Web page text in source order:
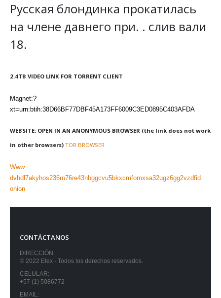
Русская блондинка прокатилась
на члене давнего при. . слив вали
18.
2.4TB VIDEO LINK FOR TORRENT CLIENT
Magnet:?
xt=urn:btih:38D66BF77DBF45A173FF6009C3ED0895C403AFDA
WEBSITE: OPEN IN AN ANONYMOUS BROWSER (the link does not work
in other browsers) TOR BROWSER
Www.
dvhdl7akyhos236m76re43nbggcvu5bkxcmfomxsa32ugz6gg2vzdfid.
onion
CONTÁCTANOS
DIRECCIÓN:
© 2022 Etex - Todos los derechos reservados.
CELULAR:
+57 (1) 5086772
EMAIL: